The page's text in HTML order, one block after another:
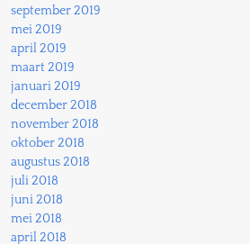
september 2019
mei 2019
april 2019
maart 2019
januari 2019
december 2018
november 2018
oktober 2018
augustus 2018
juli 2018
juni 2018
mei 2018
april 2018